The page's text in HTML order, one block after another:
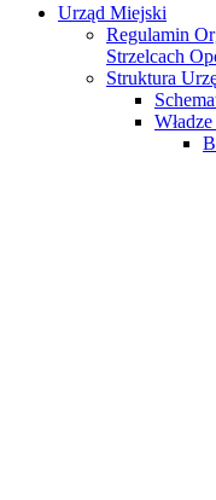
Urząd Miejski
Regulamin
Strzelcach
Struktura